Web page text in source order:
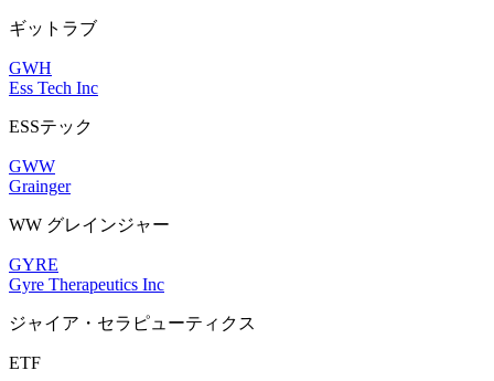
ギットラブ
GWH
Ess Tech Inc
ESSテック
GWW
Grainger
WW グレインジャー
GYRE
Gyre Therapeutics Inc
ジャイア・セラピューティクス
ETF